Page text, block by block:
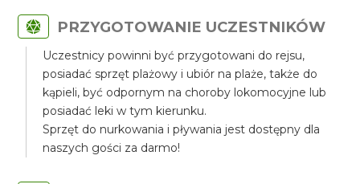
PRZYGOTOWANIE UCZESTNIKÓW
Uczestnicy powinni być przygotowani do rejsu,
posiadać sprzęt plażowy i ubiór na plaże, także do
kąpieli, być odpornym na choroby lokomocyjne lub
posiadać leki w tym kierunku.
Sprzęt do nurkowania i pływania jest dostępny dla
naszych gości za darmo!